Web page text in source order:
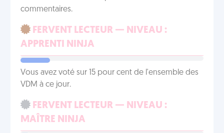
commentaires.
FERVENT LECTEUR — NIVEAU :
APPRENTI NINJA
Vous avez voté sur 15 pour cent de l'ensemble des
VDM à ce jour.
FERVENT LECTEUR — NIVEAU :
MAÎTRE NINJA